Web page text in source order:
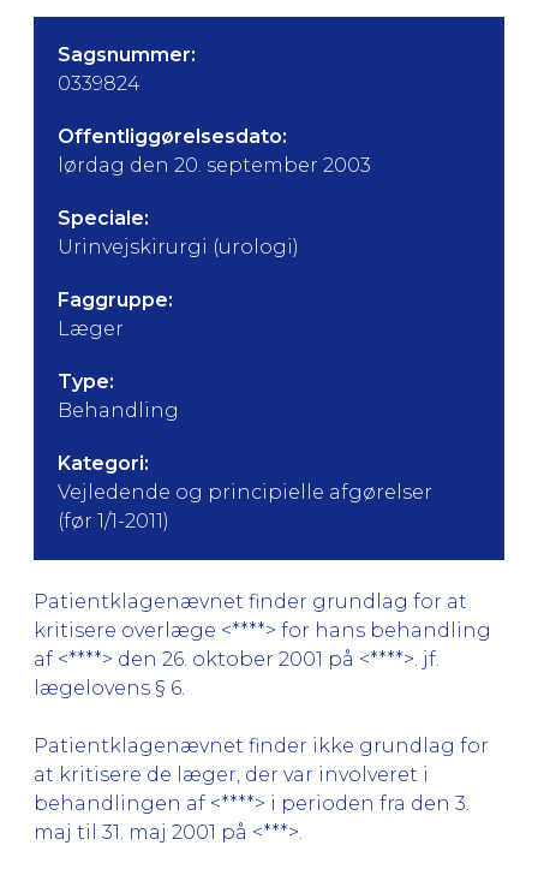
Sagsnummer:
0339824
Offentliggørelsesdato:
lørdag den 20. september 2003
Speciale:
Urinvejskirurgi (urologi)
Faggruppe:
Læger
Type:
Behandling
Kategori:
Vejledende og principielle afgørelser
(før 1/1-2011)
Patientklagenævnet finder grundlag for at
kritisere overlæge <****> for hans behandling
af <****> den 26. oktober 2001 på <****>. jf.
lægelovens § 6.
Patientklagenævnet finder ikke grundlag for
at kritisere de læger, der var involveret i
behandlingen af <****> i perioden fra den 3.
maj til 31. maj 2001 på <***>.